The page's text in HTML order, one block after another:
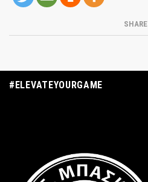
SHARE
#ELEVATEYOURGAME